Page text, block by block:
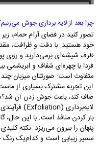
چرا بعد از لایه ‌برداری جوش
تصور کنید در فضای آرام حمام،
خود هستید. با دقت و ظرافت،
ظرف شیشه‌ای برمی‌دارید و روی
فردا با چهره‌ای شفاف و ابریشمی
متفاوت است: صورتتان میزبان
این تجربه مشترک بسیاری از
صاف کند، باعث جوش زدن آن
لایه‌برداری (Exfoliation
)
باز کردن منافذ است. با این حال،
پنهان را بیرون می‌ریزد. نکته
مسیر زیبایی است و کدام‌یک